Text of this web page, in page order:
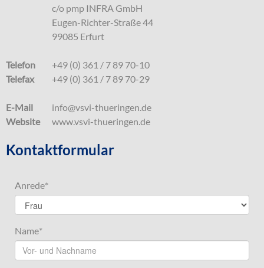
c/o pmp INFRA GmbH
Eugen-Richter-Straße 44
99085 Erfurt
Telefon
+49 (0) 361 / 7 89 70-10
Telefax
+49 (0) 361 / 7 89 70-29
E-Mail
info@vsvi-thueringen.de
Website
www.vsvi-thueringen.de
Kontaktformular
Anrede*
Name*